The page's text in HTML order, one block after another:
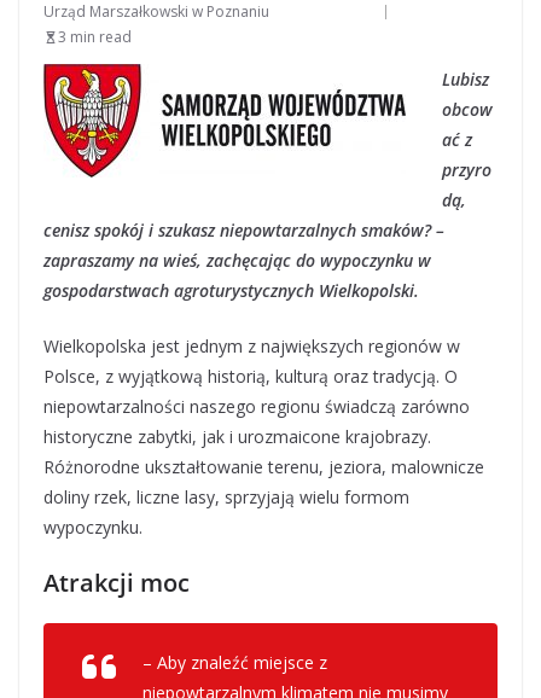
Urząd Marszałkowski w Poznaniu
3 min read
Lubisz
obcow
ać z
przyro
dą,
cenisz spokój i szukasz niepowtarzalnych smaków? –
zapraszamy na wieś, zachęcając do wypoczynku w
gospodarstwach agroturystycznych Wielkopolski.
Wielkopolska jest jednym z największych regionów w
Polsce, z wyjątkową historią, kulturą oraz tradycją. O
niepowtarzalności naszego regionu świadczą zarówno
historyczne zabytki, jak i urozmaicone krajobrazy.
Różnorodne ukształtowanie terenu, jeziora, malownicze
doliny rzek, liczne lasy, sprzyjają wielu formom
wypoczynku.
Atrakcji moc
– Aby znaleźć miejsce z
niepowtarzalnym klimatem nie musimy